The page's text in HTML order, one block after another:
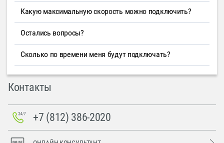
Какую максимальную скорость можно подключить?
Остались вопросы?
Сколько по времени меня будут подключать?
Контакты
+7 (812) 386-2020